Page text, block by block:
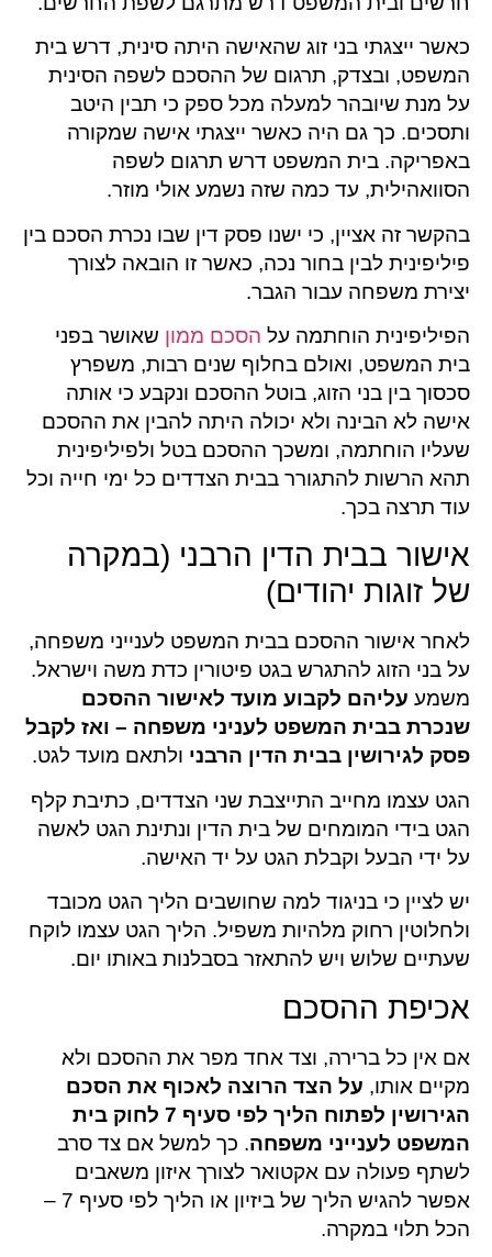
כאשר ייצגתי בני זוג שהאישה היתה סינית, דרש בית
המשפט, ובצדק, תרגום של ההסכם לשפה הסינית
על מנת שיובהר למעלה מכל ספק כי תבין היטב
ותסכים. כך גם היה כאשר ייצגתי אישה שמקורה
באפריקה. בית המשפט דרש תרגום לשפה
הסוואהילית, עד כמה שזה נשמע אולי מוזר.
בהקשר זה אציין, כי ישנו פסק דין שבו נכרת הסכם בין
פיליפינית לבין בחור נכה, כאשר זו הובאה לצורך
יצירת משפחה עבור הגבר.
הפיליפינית הוחתמה על הסכם ממון שאושר בפני
בית המשפט, ואולם בחלוף שנים רבות, משפרץ
סכסוך בין בני הזוג, בוטל ההסכם ונקבע כי אותה
אישה לא הבינה ולא יכולה היתה להבין את ההסכם
שעליו הוחתמה, ומשכך ההסכם בטל ולפיליפינית
תהא הרשות להתגורר בבית הצדדים כל ימי חייה וכל
עוד תרצה בכך.
אישור בבית הדין הרבני (במקרה
של זוגות יהודים)
לאחר אישור ההסכם בבית המשפט לענייני משפחה,
על בני הזוג להתגרש בגט פיטורין כדת משה וישראל.
משמע עליהם לקבוע מועד לאישור ההסכם
שנכרת בבית המשפט לעניני משפחה – ואז לקבל
פסק לגירושין בבית הדין הרבני ולתאם מועד לגט.
הגט עצמו מחייב התייצבת שני הצדדים, כתיבת קלף
הגט בידי המומחים של בית הדין ונתינת הגט לאשה
על ידי הבעל וקבלת הגט על יד האישה.
יש לציין כי בניגוד למה שחושבים הליך הגט מכובד
ולחלוטין רחוק מלהיות משפיל. הליך הגט עצמו לוקח
שעתיים שלוש ויש להתאזר בסבלנות באותו יום.
אכיפת ההסכם
אם אין כל ברירה, וצד אחד מפר את ההסכם ולא
מקיים אותו, על הצד הרוצה לאכוף את הסכם
הגירושין לפתוח הליך לפי סעיף 7 לחוק בית
המשפט לענייני משפחה. כך למשל אם צד סרב
לשתף פעולה עם אקטואר לצורך איזון משאבים
אפשר להגיש הליך של ביזיון או הליך לפי סעיף 7 –
הכל תלוי במקרה.